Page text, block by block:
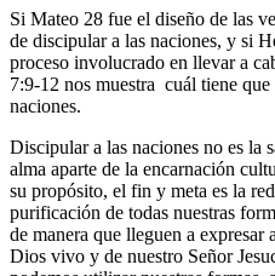
Si Mateo 28 fue el diseño de las
de discipular a las naciones, y si
proceso involucrado en llevar a
7:9-12 nos muestra cuál tiene
naciones.
Discipular a las naciones no es la
alma aparte de la encarnación
su propósito, el fin y meta es la
purificación de todas nuestras
de manera que lleguen a
Dios vivo y de nuestro Señor